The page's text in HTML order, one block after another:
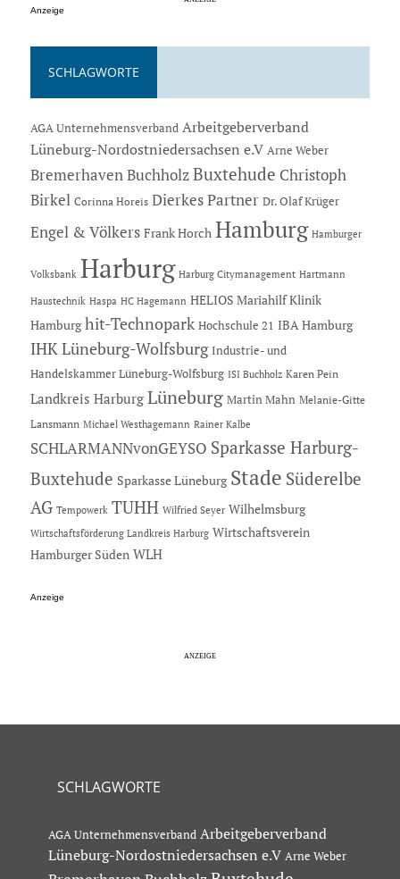
Anzeige
SCHLAGWORTE
AGA Unternehmensverband Arbeitgeberverband
Lüneburg-Nordostniedersachsen e.V Arne Weber
Bremerhaven Buchholz Buxtehude Christoph
Birkel Corinna Horeis Dierkes Partner Dr. Olaf Krüger
Engel & Völkers Frank Horch Hamburg Hamburger
Volksbank Harburg Harburg Citymanagement Hartmann
Haustechnik Haspa HC Hagemann HELIOS Mariahilf Klinik
Hamburg hit-Technopark Hochschule 21 IBA Hamburg
IHK Lüneburg-Wolfsburg Industrie- und
Handelskammer Lüneburg-Wolfsburg ISI Buchholz Karen Pein
Landkreis Harburg Lüneburg Martin Mahn Melanie-Gitte
Lansmann Michael Westhagemann Rainer Kalbe
SCHLARMANNvonGEYSO Sparkasse Harburg-
Buxtehude Sparkasse Lüneburg Stade Süderelbe
AG Tempowerk TUHH Wilfried Seyer Wilhelmsburg
Wirtschaftsförderung Landkreis Harburg Wirtschaftsverein
Hamburger Süden WLH
Anzeige
SCHLAGWORTE
AGA Unternehmensverband Arbeitgeberverband
Lüneburg-Nordostniedersachsen e.V Arne Weber